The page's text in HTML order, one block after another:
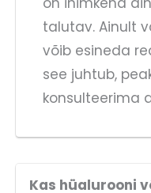
talutav. Ainult
võib esineda
see juhtub,
konsulteerima
Kas hüalurooni